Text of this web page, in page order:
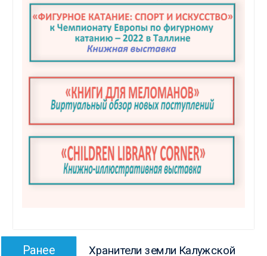
Навигация
Ранее Хранители земли Калужской